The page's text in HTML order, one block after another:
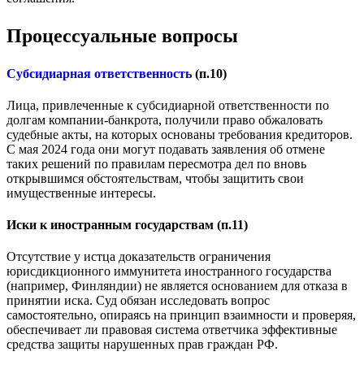
Процессуальные вопросы
Субсидиарная ответственность (п.10)
Лица, привлеченные к субсидиарной ответственности по
долгам компании-банкрота, получили право обжаловать
судебные акты, на которых основаны требования кредиторов.
С мая 2024 года они могут подавать заявления об отмене
таких решений по правилам пересмотра дел по вновь
открывшимся обстоятельствам, чтобы защитить свои
имущественные интересы.
Иски к иностранным государствам (п.11)
Отсутствие у истца доказательств ограничения
юрисдикционного иммунитета иностранного государства
(например, Финляндии) не является основанием для отказа в
принятии иска. Суд обязан исследовать вопрос
самостоятельно, опираясь на принцип взаимности и проверяя,
обеспечивает ли правовая система ответчика эффективные
средства защиты нарушенных прав граждан РФ.